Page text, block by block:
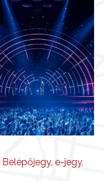
Belépőjegy, e-jegy,